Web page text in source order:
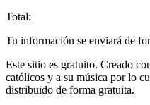
Total:
Tu información se enviará de
Este sitio es gratuito. Creado
católicos y a su música por lo
distribuido de forma gratuita.